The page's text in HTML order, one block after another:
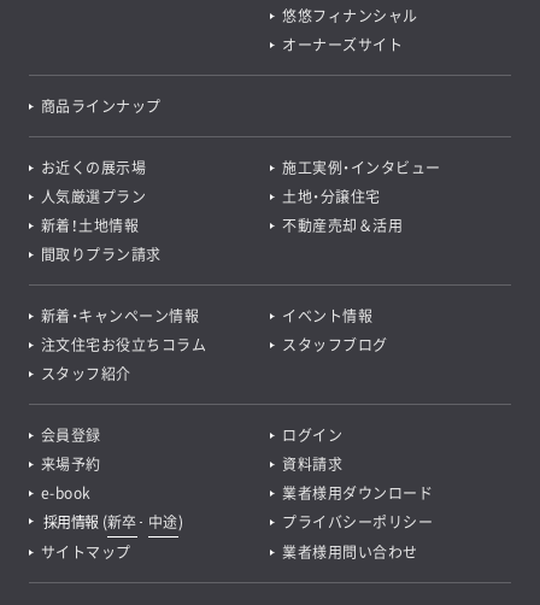
悠悠フィナンシャル
オーナーズサイト
商品ラインナップ
お近くの展示場
施工実例・インタビュー
人気厳選プラン
土地・分譲住宅
新着！土地情報
不動産売却＆活用
間取りプラン請求
新着・キャンペーン情報
イベント情報
注文住宅お役立ちコラム
スタッフブログ
スタッフ紹介
会員登録
ログイン
来場予約
資料請求
e-book
業者様用ダウンロード
採用情報 (新卒･ 中途)
プライバシーポリシー
サイトマップ
業者様用問い合わせ